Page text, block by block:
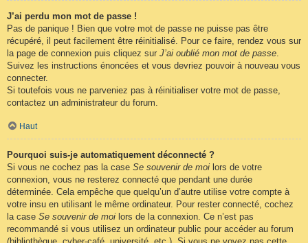
J’ai perdu mon mot de passe !
Pas de panique ! Bien que votre mot de passe ne puisse pas être
récupéré, il peut facilement être réinitialisé. Pour ce faire, rendez vous sur
la page de connexion puis cliquez sur J’ai oublié mon mot de passe.
Suivez les instructions énoncées et vous devriez pouvoir à nouveau vous
connecter.
Si toutefois vous ne parveniez pas à réinitialiser votre mot de passe,
contactez un administrateur du forum.
Haut
Pourquoi suis-je automatiquement déconnecté ?
Si vous ne cochez pas la case Se souvenir de moi lors de votre
connexion, vous ne resterez connecté que pendant une durée
déterminée. Cela empêche que quelqu’un d’autre utilise votre compte à
votre insu en utilisant le même ordinateur. Pour rester connecté, cochez
la case Se souvenir de moi lors de la connexion. Ce n’est pas
recommandé si vous utilisez un ordinateur public pour accéder au forum